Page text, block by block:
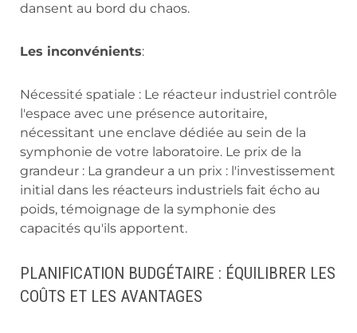
dansent au bord du chaos.
Les inconvénients:
Nécessité spatiale : Le réacteur industriel contrôle
l'espace avec une présence autoritaire,
nécessitant une enclave dédiée au sein de la
symphonie de votre laboratoire. Le prix de la
grandeur : La grandeur a un prix : l'investissement
initial dans les réacteurs industriels fait écho au
poids, témoignage de la symphonie des
capacités qu'ils apportent.
PLANIFICATION BUDGÉTAIRE : ÉQUILIBRER LES
COÛTS ET LES AVANTAGES